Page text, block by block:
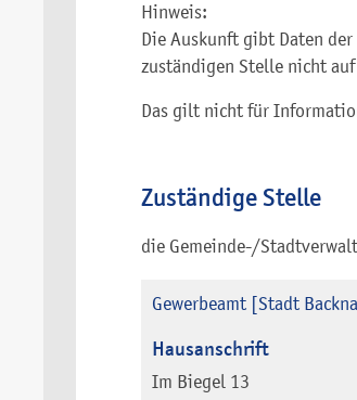
Hinweis:
Die Auskunft gibt Daten
zuständigen Stelle nicht
Das gilt nicht für
Zuständige Stelle
die Gemeinde-/
Gewerbeamt [Stadt
Hausanschrift
Im Biegel 13